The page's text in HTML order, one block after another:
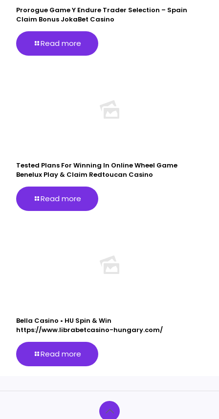
Prorogue Game Y Endure Trader Selection – Spain
Claim Bonus JokaBet Casino
Read more
Tested Plans For Winning In Online Wheel Game
Benelux Play & Claim Redtoucan Casino
Read more
Bella Casino • HU Spin & Win
https://www.librabetcasino-hungary.com/
Read more